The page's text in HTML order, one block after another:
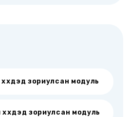
зориулсан модуль
зориулсан модуль